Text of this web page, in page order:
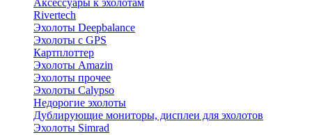
Аксессуары к эхолотам
Rivertech
Эхолоты Deepbalance
Эхолоты с GPS
Картплоттер
Эхолоты Amazin
Эхолоты прочее
Эхолоты Calypso
Недорогие эхолоты
Дублирующие мониторы, дисплеи для эхолотов
Эхолоты Simrad